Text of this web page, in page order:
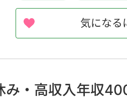
気になる
・高収入年収